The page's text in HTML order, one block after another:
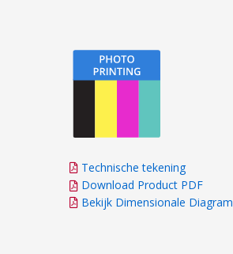
Technische tekening
Download Product PDF
Bekijk Dimensionale Diagram